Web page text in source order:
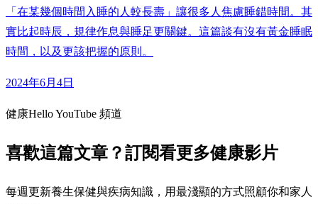
「在某幾個時間入睡的人較長壽」讓很多人焦慮睡錯時間。其
實比起時辰，規律作息與睡足更關鍵。這篇談有沒有黃金睡眠
時間，以及更該把握的原則。
2024年6月4日
健康Hello YouTube 頻道
喜歡這篇文章？訂閱看更多健康影片
每週更新養生保健與疾病知識，用最淺顯的方式照顧你和家人